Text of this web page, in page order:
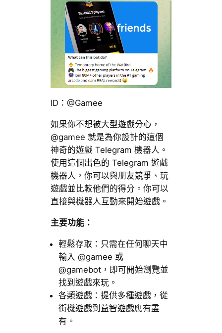
ID：@Gamee
如果你不想被大型遊戲分心，
@gamee 就是為你設計的這個
神奇的遊戲 Telegram 機器人。
使用這個出色的 Telegram 遊戲
機器人，你可以與朋友競爭、玩
遊戲並比較他們的得分。你可以
直接與機器人互動來開始遊戲。
主要功能：
輕鬆存取：只需在任何聊天中
輸入 @gamee 或
@gamebot，即可開始瀏覽並
找到遊戲來玩。
各類遊戲：提供多種遊戲，從
街機遊戲到益智遊戲應有盡
有。